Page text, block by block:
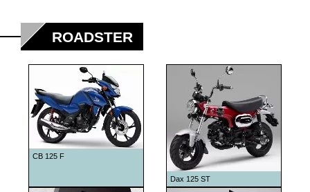
1994
1995
1996
1997
ROADSTER
CB 125 F
Dax 125 ST